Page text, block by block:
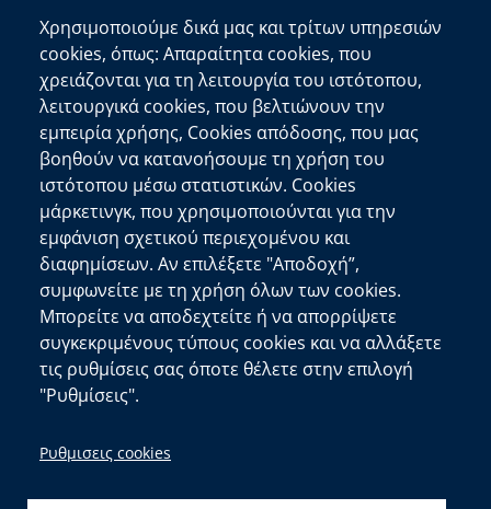
Επικοινωνία
Αποκεντρωμένη Διοίκηση Κρήτης
Πλατεία Κουντουριώτη 71202 Ηράκλειο
Επικοινωνήστε μαζί μας
Χρήσιμοι Σύνδεσμοι
Ελληνική Κυβέρνηση
Ευρωπαϊκή Επιτροπή
Πληροφορίες Ιστότοπου
Διαύγεια
Δήλωση Προσβασιμότητας
Χρησιμοποιούμε δικά μας και τρίτων υπηρεσιών
cookies, όπως: Απαραίτητα cookies, που
χρειάζονται για τη λειτουργία του ιστότοπου,
λειτουργικά cookies, που βελτιώνουν την
εμπειρία χρήσης, Cookies απόδοσης, που μας
βοηθούν να κατανοήσουμε τη χρήση του
ιστότοπου μέσω στατιστικών. Cookies
μάρκετινγκ, που χρησιμοποιούνται για την
εμφάνιση σχετικού περιεχομένου και
διαφημίσεων. Αν επιλέξετε "Αποδοχή”,
συμφωνείτε με τη χρήση όλων των cookies.
Μπορείτε να αποδεχτείτε ή να απορρίψετε
συγκεκριμένους τύπους cookies και να αλλάξετε
τις ρυθμίσεις σας όποτε θέλετε στην επιλογή
"Ρυθμίσεις".
Ρυθμισεις cookies
copyright © 2026Δ/νση Πληροφορικής και